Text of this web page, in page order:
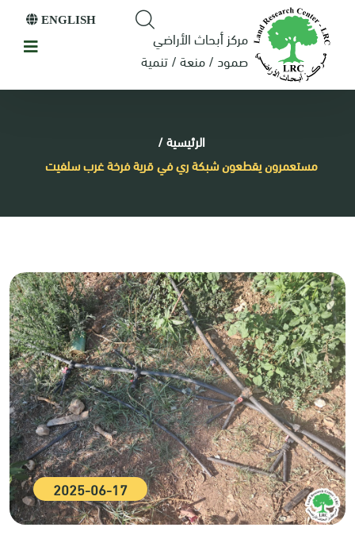
مركز أبحاث الأراضي
صمود / منعة / تنمية
ENGLISH
الرئيسية/
مستعمرون يقطعون شبكة ري في قرية فرخة غرب سلفيت
2025-06-17